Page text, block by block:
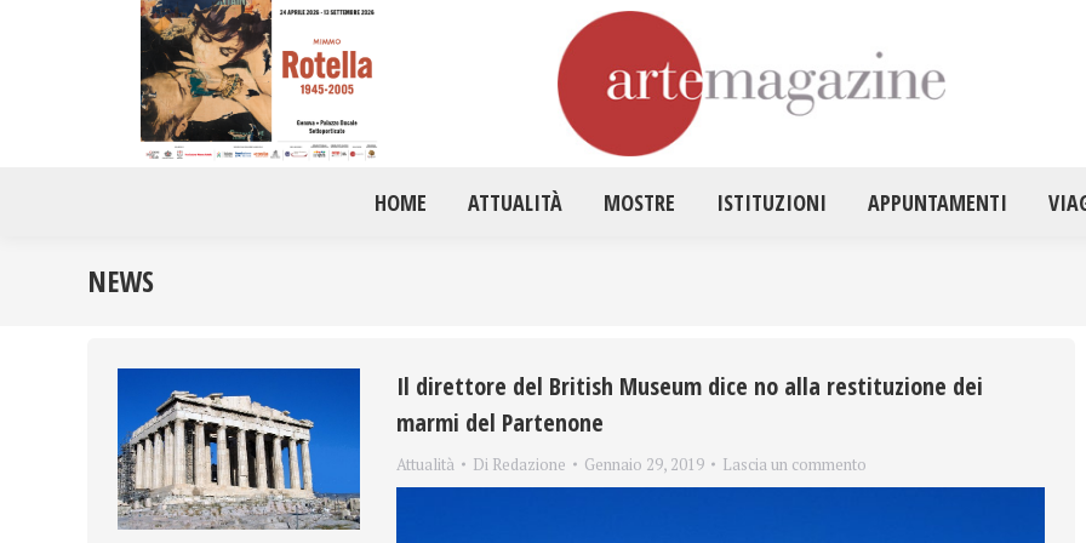
HOME ATTUALITÀ MOSTRE ISTITUZIONI APPUNTAMENTI
NEWS
Il direttore del British Museum dice no alla restituzione dei
marmi del Partenone
Attualità Di Redazione Gennaio 29, 2019 Lascia un commento
HOME